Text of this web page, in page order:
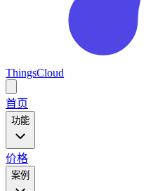
ThingsCloud
main
menu
首页
功能
价格
案例